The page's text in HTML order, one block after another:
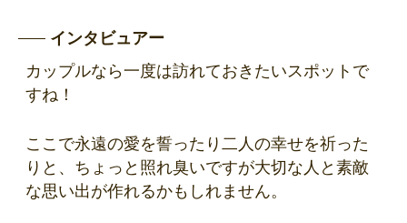
インタビュアー
カップルなら一度は訪れておきたいスポットで
すね！
ここで永遠の愛を誓ったり二人の幸せを祈った
りと、ちょっと照れ臭いですが大切な人と素敵
な思い出が作れるかもしれません。